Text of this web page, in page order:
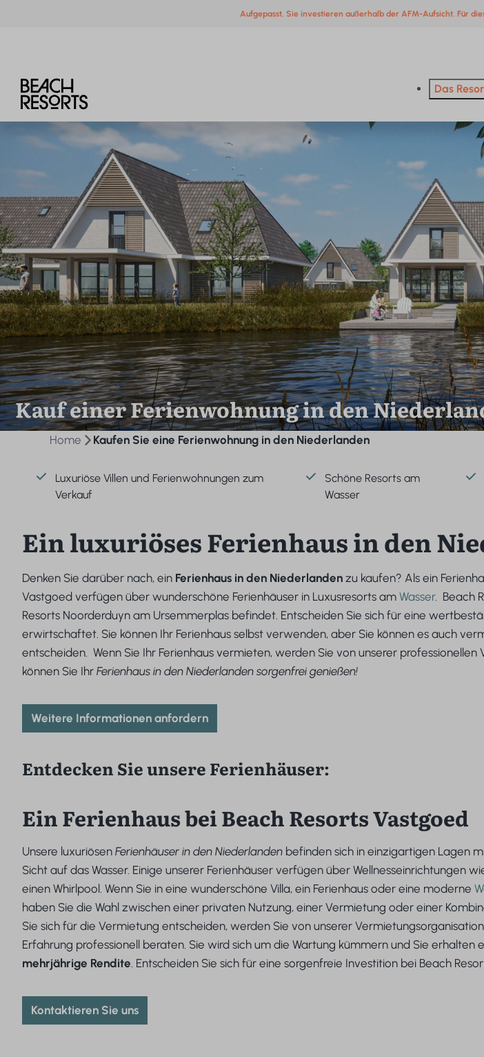
Aufgepasst, Sie investieren außerhalb der AFM-Aufsicht. Für
Das
Kauf einer Ferienwohnung in den
Home Kaufen Sie eine Ferienwohnung in den Niederlanden
Luxuriöse Villen und Ferienwohnungen zum
Verkauf
Schöne Resorts am
Wasser
Ein luxuriöses Ferienhaus in den
Denken Sie darüber nach, ein Ferienhaus in den Niederlanden zu kaufen? Als ein
Vastgoed verfügen über wunderschöne Ferienhäuser in Luxusresorts amWasser. Beach
Resorts Noorderduyn am Ursemmerplas befindet. Entscheiden Sie sich für eine
erwirtschaftet. Sie können Ihr Ferienhaus selbst verwenden, aber Sie können es auch
entscheiden. Wenn Sie Ihr Ferienhaus vermieten, werden Sie von unserer
können Sie IhrFerienhaus in den Niederlanden sorgenfrei genießen!
Weitere Informationen anfordern
Entdecken Sie unsere Ferienhäuser:
Ein Ferienhaus bei Beach Resorts Vastgoed
Unsere luxuriösenFerienhäuser in den Niederlanden befinden sich in einzigartigen Lagen
Sicht auf das Wasser. Einige unserer Ferienhäuser verfügen über Wellnesseinrichtungen
einen Whirlpool. Wenn Sie in eine wunderschöne Villa, ein Ferienhaus oder eine moderne
haben Sie die Wahl zwischen einer privaten Nutzung, einer Vermietung oder einer
Sie sich für die Vermietung entscheiden, werden Sie von unserer
Erfahrung professionell beraten. Sie wird sich um die Wartung kümmern und Sie erhalten
mehrjährige Rendite . Entscheiden Sie sich für eine sorgenfreie Investition bei Beach
Kontaktieren Sie uns